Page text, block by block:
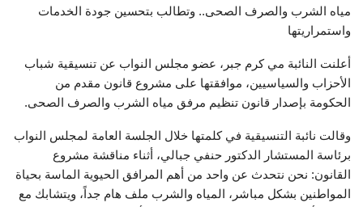
مياه الشرب والصرف الصحى.. وتطالب بتحسين جودة الخدمات
واستمراريتها
أعلنت النائبة مي كرم جبر، عضو مجلس النواب عن تنسيقية شباب
الأحزاب والسياسيين، موافقتها على مشروع قانون مقدم من
الحكومة بإصدار قانون تنظيم مرفق مياه الشرب والصرف الصحى.
وقالت نائبة التنسيقية في كلمتها خلال الجلسة العامة لمجلس النواب
برئاسة المستشار الدكتور حنفي جبالي، أثناء مناقشة مشروع
القانون: نحن نتحدث عن واحد من أهم المرافق الحيوية الماسة بحياة
المواطنين بشكل مباشر، المياه والشرب ملف هام جداً، ويتشابك مع